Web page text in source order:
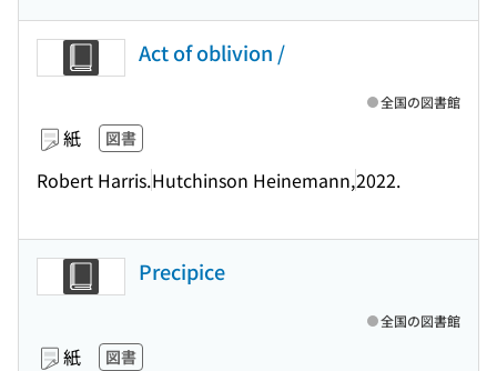
Act of oblivion /
紙 図書
Robert Harris.Hutchinson Heinemann,2022.
全国の図書館
Precipice
紙 図書
全国の図書館